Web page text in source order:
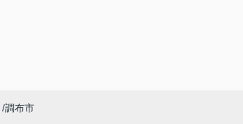
調布市